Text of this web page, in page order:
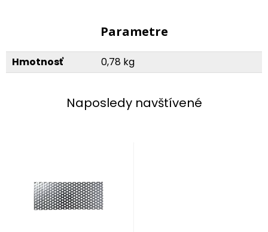
Parametre
Hmotnosť 0,78 kg
Naposledy navštívené